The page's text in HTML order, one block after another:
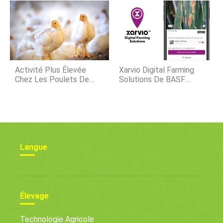
Activité Plus Élevée
Chez Les Poulets De
Xarvio Digital Farming
Solutions De BASF
Langue
Élevage
Technologie Agricole